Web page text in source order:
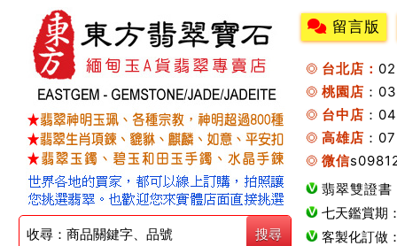
留言版
台北店：
桃園店 ：
台中店 ：
高雄店 ：
微信
翡翠雙證書
七天鑑賞期
客製化訂做